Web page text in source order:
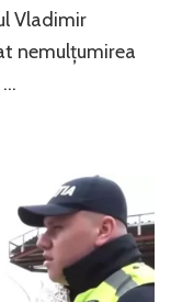
Vladimir
nemulțumirea
…